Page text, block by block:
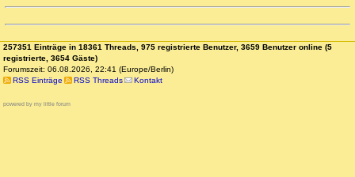
257351 Einträge in 18361 Threads, 975 registrierte Benutzer, 3659 Benutzer online (5
registrierte, 3654 Gäste)
Forumszeit: 06.08.2026, 22:41 (Europe/Berlin)
RSS Einträge
RSS Threads Kontakt
powered by my little forum